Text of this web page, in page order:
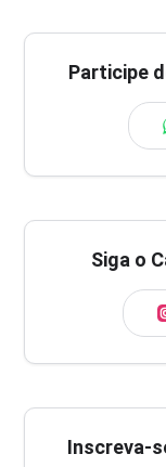
Participe
Siga o
Inscreva-